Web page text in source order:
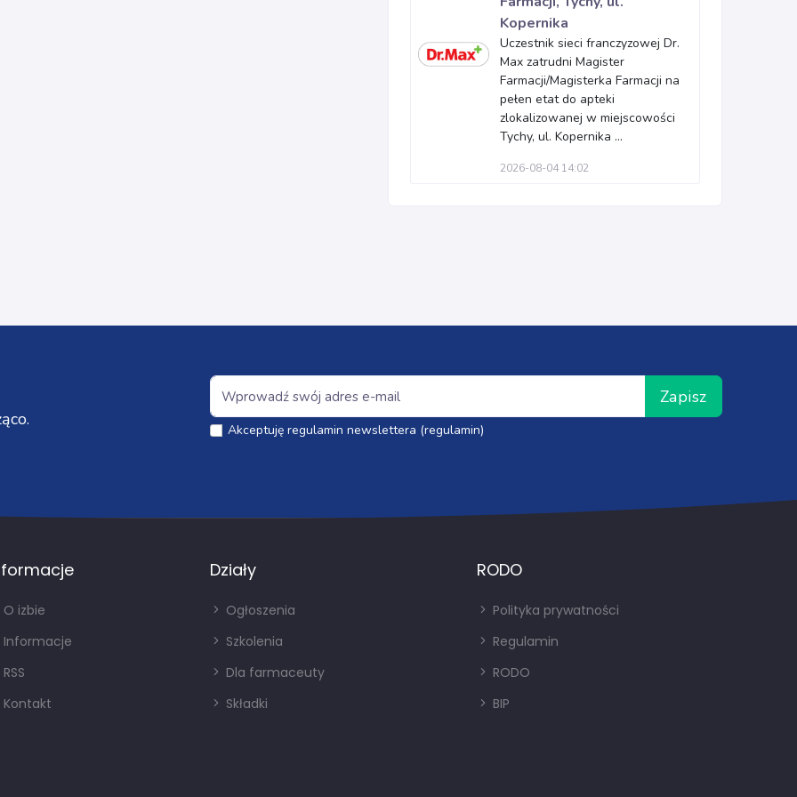
Kopernika
Uczestnik sieci franczyzowej Dr.
Max zatrudni Magister
Farmacji/Magisterka Farmacji na
pełen etat do apteki
zlokalizowanej w miejscowości
Tychy, ul. Kopernika ...
2026-08-04 14:02
Zapisz
Akceptuję regulamin newslettera (regulamin)
O izbie
Informacje
RSS
Kontakt
Działy
Ogłoszenia
Szkolenia
Dla farmaceuty
Składki
RODO
Polityka prywatności
Regulamin
RODO
BIP